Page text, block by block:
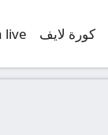
كورة لايف live